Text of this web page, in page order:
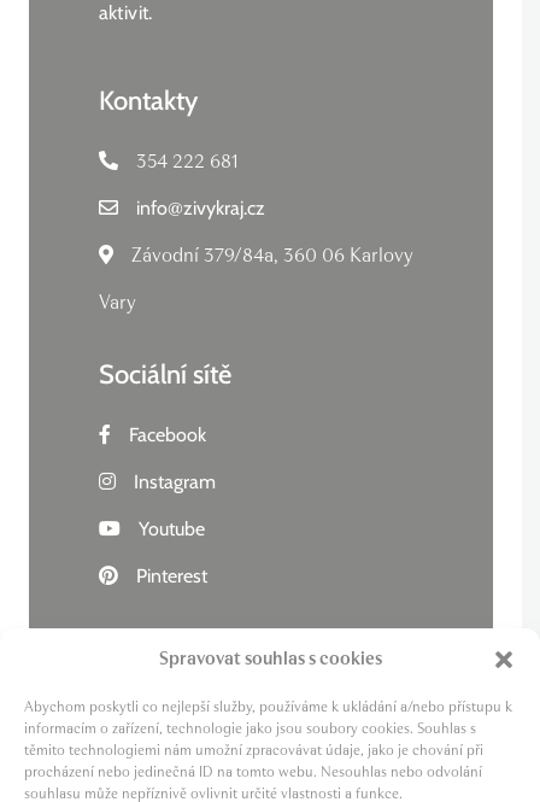
Spravovat souhlas s cookies
Abychom poskytli co nejlepší služby, používáme k ukládání a/nebo přístupu k
informacím o zařízení, technologie jako jsou soubory cookies. Souhlas s
těmito technologiemi nám umožní zpracovávat údaje, jako je chování při
procházení nebo jedinečná ID na tomto webu. Nesouhlas nebo odvolání
souhlasu může nepříznivě ovlivnit určité vlastnosti a funkce.
aktivit.
Kontakty
354 222 681
info@zivykraj.cz
Závodní 379/84a, 360 06 Karlovy
Vary
Sociální sítě
Facebook
Instagram
Youtube
Pinterest
Živý kraj
Lázně zdraví
Cesta za pivem